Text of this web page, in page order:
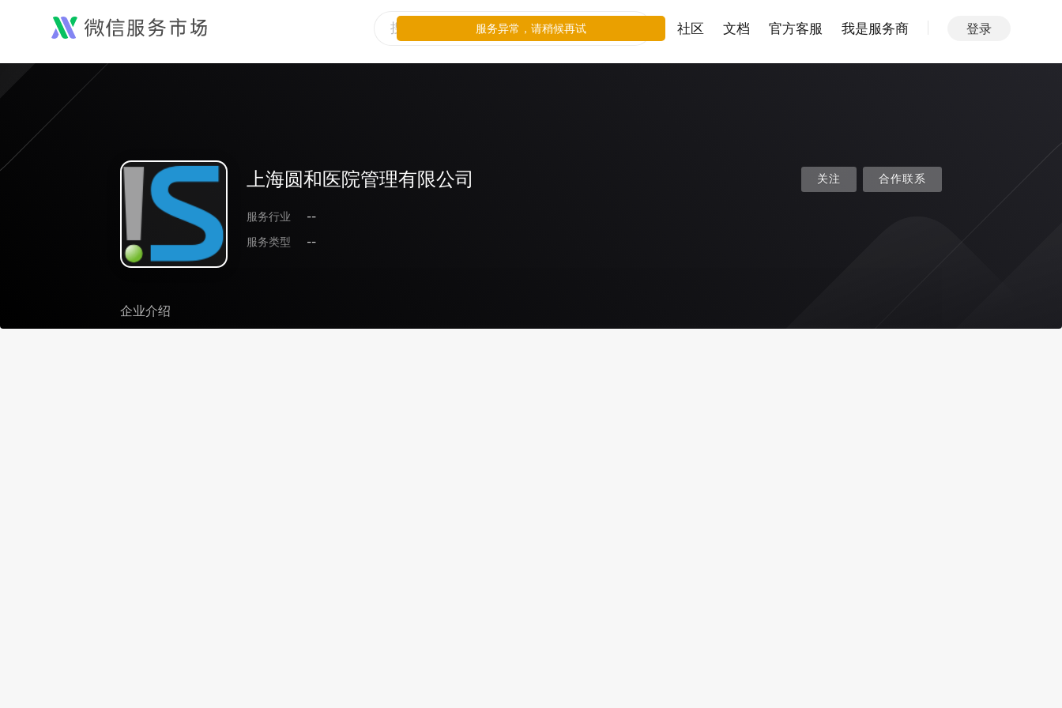
社区 文档 官方客服 我是服务商 登录
上海圆和医院管理有限公司
服务行业
--
服务类型
--
关注 合作联系
企业介绍
服务异常，请稍候再试